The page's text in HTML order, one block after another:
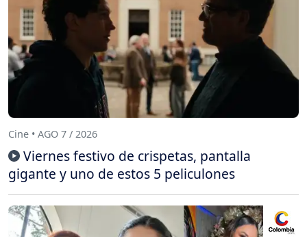
Cine • AGO 7 / 2026
Viernes festivo de crispetas, pantalla
gigante y uno de estos 5 peliculones